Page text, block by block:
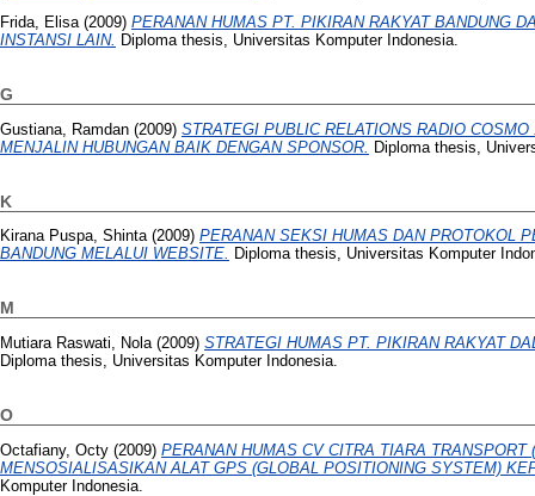
Frida, Elisa (2009) PERANAN HUMAS PT. PIKIRAN RAKYAT BANDUNG
INSTANSI LAIN. Diploma thesis, Universitas Komputer Indonesia.
G
Gustiana, Ramdan (2009) STRATEGI PUBLIC RELATIONS RADIO
MENJALIN HUBUNGAN BAIK DENGAN SPONSOR. Diploma thesis,
K
Kirana Puspa, Shinta(2009) PERANAN SEKSI HUMAS DAN PROTOKOL
BANDUNG MELALUI WEBSITE. Diploma thesis, Universitas Komputer
M
Mutiara Raswati, Nola(2009) STRATEGI HUMAS PT. PIKIRAN RAKYAT
Diploma thesis, Universitas Komputer Indonesia.
O
Octafiany, Octy (2009) PERANAN HUMAS CV CITRA TIARA TRANSPORT
MENSOSIALISASIKAN ALAT GPS (GLOBAL POSITIONING SYSTEM)
Komputer Indonesia.